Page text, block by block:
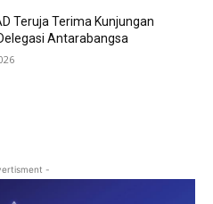
Teruja Terima Kunjungan
Antarabangsa
-